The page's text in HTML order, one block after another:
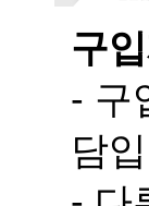
구
담